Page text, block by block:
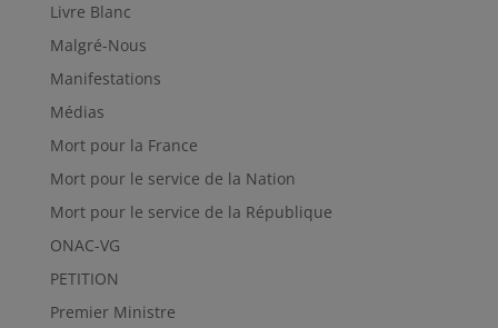
Livre Blanc
Malgré-Nous
Manifestations
Médias
Mort pour la France
Mort pour le service de la Nation
Mort pour le service de la République
ONAC-VG
PETITION
Premier Ministre